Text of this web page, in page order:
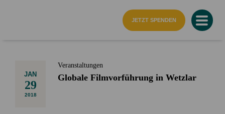
JETZT SPENDEN
JAN
29
2018
Veranstaltungen
Globale Filmvorführung in Wetzlar